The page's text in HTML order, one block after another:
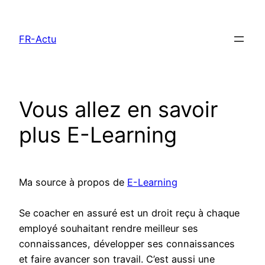
contenu
FR-Actu
Vous allez en savoir
plus E-Learning
Ma source à propos de E-Learning
Se coacher en assuré est un droit reçu à chaque
employé souhaitant rendre meilleur ses
connaissances, développer ses connaissances
et faire avancer son travail. C’est aussi une